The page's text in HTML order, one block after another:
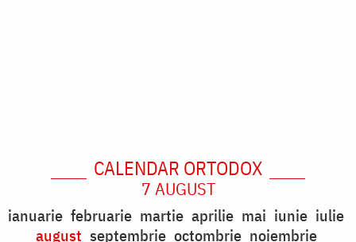
CALENDAR ORTODOX
7 AUGUST
ianuarie februarie martie aprilie mai iunie iulie
august septembrie octombrie noiembrie